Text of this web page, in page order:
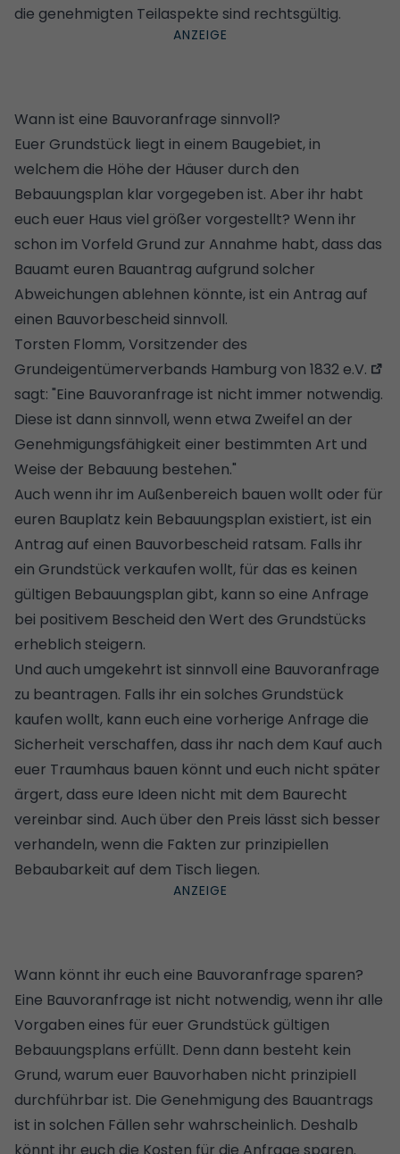
die genehmigten Teilaspekte sind rechtsgültig.
Wann ist eine Bauvoranfrage sinnvoll?
Euer Grundstück liegt in einem Baugebiet, in
welchem die Höhe der Häuser durch den
Bebauungsplan klar vorgegeben ist. Aber ihr habt
euch euer Haus viel größer vorgestellt? Wenn ihr
schon im Vorfeld Grund zur Annahme habt, dass das
Bauamt euren Bauantrag aufgrund solcher
Abweichungen ablehnen könnte, ist ein Antrag auf
einen Bauvorbescheid sinnvoll.
Torsten Flomm, Vorsitzender des
Grundeigentümerverbands Hamburg von 1832 e.V.
sagt: "Eine Bauvoranfrage ist nicht immer notwendig.
Diese ist dann sinnvoll, wenn etwa Zweifel an der
Genehmigungsfähigkeit einer bestimmten Art und
Weise der Bebauung bestehen."
Auch wenn ihr im Außenbereich bauen wollt oder für
euren Bauplatz kein Bebauungsplan existiert, ist ein
Antrag auf einen Bauvorbescheid ratsam. Falls ihr
ein Grundstück verkaufen wollt, für das es keinen
gültigen Bebauungsplan gibt, kann so eine Anfrage
bei positivem Bescheid den Wert des Grundstücks
erheblich steigern.
Und auch umgekehrt ist sinnvoll eine Bauvoranfrage
zu beantragen. Falls ihr ein solches Grundstück
kaufen wollt, kann euch eine vorherige Anfrage die
Sicherheit verschaffen, dass ihr nach dem Kauf auch
euer Traumhaus bauen könnt und euch nicht später
ärgert, dass eure Ideen nicht mit dem Baurecht
vereinbar sind. Auch über den Preis lässt sich besser
verhandeln, wenn die Fakten zur prinzipiellen
Bebaubarkeit auf dem Tisch liegen.
Wann könnt ihr euch eine Bauvoranfrage sparen?
Eine Bauvoranfrage ist nicht notwendig, wenn ihr alle
Vorgaben eines für euer Grundstück gültigen
Bebauungsplans erfüllt. Denn dann besteht kein
Grund, warum euer Bauvorhaben nicht prinzipiell
durchführbar ist. Die Genehmigung des Bauantrags
ist in solchen Fällen sehr wahrscheinlich. Deshalb
könnt ihr euch die Kosten für die Anfrage sparen.